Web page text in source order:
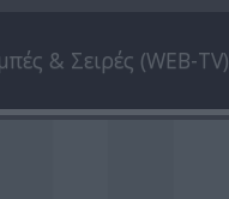
& Σειρές (WEB-TV)